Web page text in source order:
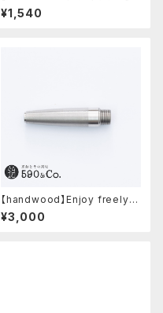
ルス テクニコ芯ホルダー ブラッ
ク・限定 字消し付セット
¥1,540
【handwood】Enjoy freely
前軸・滑り止め(ステンレス)
¥3,000